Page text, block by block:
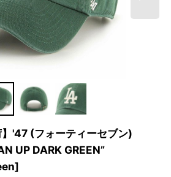
'47 (フォーティーセブン)
UP DARK GREEN”
]